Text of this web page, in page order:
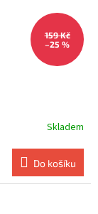
159 Kč
–25 %
Skladem
Do košíku